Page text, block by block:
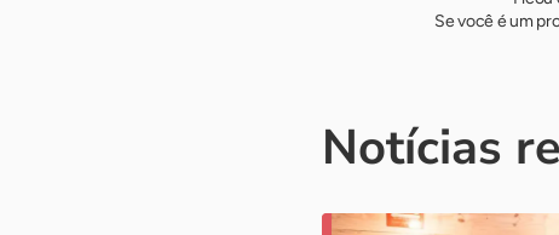
Se você é um
Notícias